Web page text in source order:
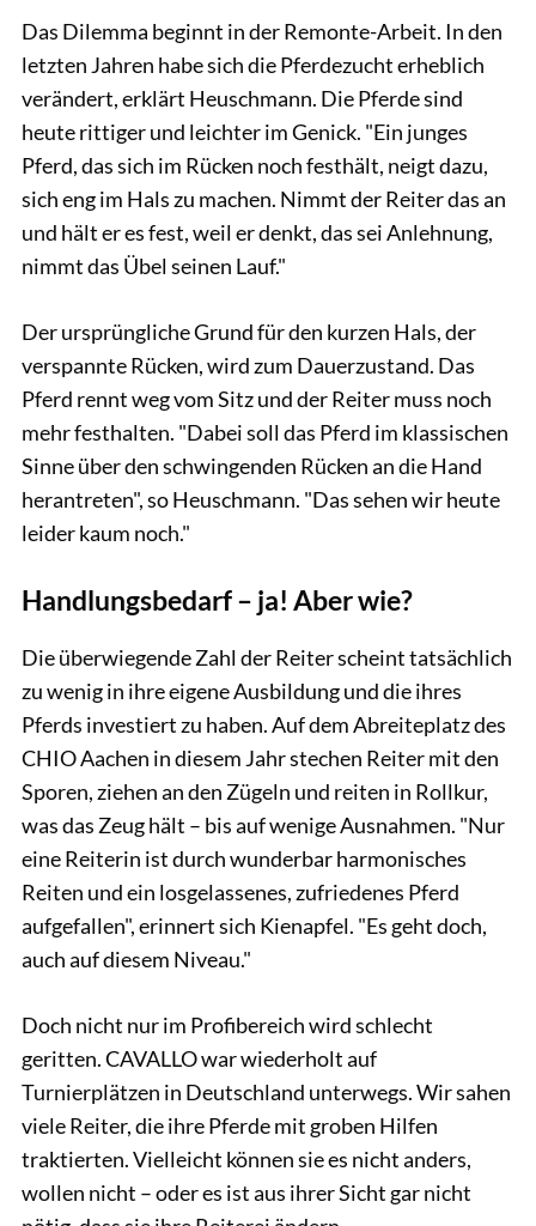
Das Dilemma beginnt in der Remonte-Arbeit. In den
letzten Jahren habe sich die Pferdezucht erheblich
verändert, erklärt Heuschmann. Die Pferde sind
heute rittiger und leichter im Genick. "Ein junges
Pferd, das sich im Rücken noch festhält, neigt dazu,
sich eng im Hals zu machen. Nimmt der Reiter das an
und hält er es fest, weil er denkt, das sei Anlehnung,
nimmt das Übel seinen Lauf."
Der ursprüngliche Grund für den kurzen Hals, der
verspannte Rücken, wird zum Dauerzustand. Das
Pferd rennt weg vom Sitz und der Reiter muss noch
mehr festhalten. "Dabei soll das Pferd im klassischen
Sinne über den schwingenden Rücken an die Hand
herantreten", so Heuschmann. "Das sehen wir heute
leider kaum noch."
Handlungsbedarf – ja! Aber wie?
Die überwiegende Zahl der Reiter scheint tatsächlich
zu wenig in ihre eigene Ausbildung und die ihres
Pferds investiert zu haben. Auf dem Abreiteplatz des
CHIO Aachen in diesem Jahr stechen Reiter mit den
Sporen, ziehen an den Zügeln und reiten in Rollkur,
was das Zeug hält – bis auf wenige Ausnahmen. "Nur
eine Reiterin ist durch wunderbar harmonisches
Reiten und ein losgelassenes, zufriedenes Pferd
aufgefallen", erinnert sich Kienapfel. "Es geht doch,
auch auf diesem Niveau."
Doch nicht nur im Profibereich wird schlecht
geritten. CAVALLO war wiederholt auf
Turnierplätzen in Deutschland unterwegs. Wir sahen
viele Reiter, die ihre Pferde mit groben Hilfen
traktierten. Vielleicht können sie es nicht anders,
wollen nicht – oder es ist aus ihrer Sicht gar nicht